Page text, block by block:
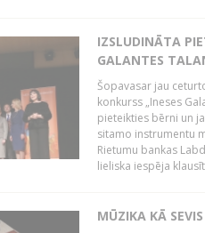
IZSLUDINĀTA
GALANTES
Šopavasar jau
konkurss „Ineses
pieteikties bērni un
sitamo instrumentu
Rietumu bankas
lieliska iespēja
MŪZIKA KĀ